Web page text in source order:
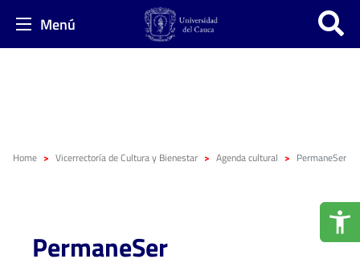
Menú
Home Vicerrectoría de Cultura y Bienestar Agenda cultural PermaneSer
PermaneSer